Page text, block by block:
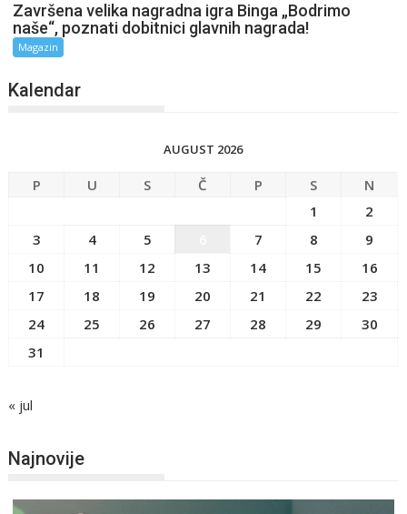
Završena velika nagradna igra Binga „Bodrimo
naše“, poznati dobitnici glavnih nagrada!
Magazin
Kalendar
AUGUST 2026
P U S Č P S
N
1
2
3
4 5 7 8
9
10
11 12 13 14 15
16
17
18 19 20 21 22
23
24
25 26 27 28 29
30
31
« jul
Najnovije